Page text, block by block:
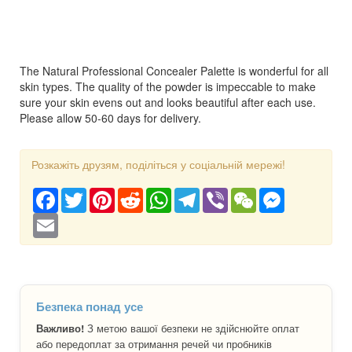
The Natural Professional Concealer Palette is wonderful for all
skin types. The quality of the powder is impeccable to make
sure your skin evens out and looks beautiful after each use.
Please allow 50-60 days for delivery.
Розкажіть друзям, поділіться у соціальній мережі!
Facebook
TwitterPinterestRedditWhatsAppTelegram
Viber WeChat
Безпека понад усе
Важливо! З метою вашої безпеки не здійснюйте оплат
або передоплат за отримання речей чи пробників